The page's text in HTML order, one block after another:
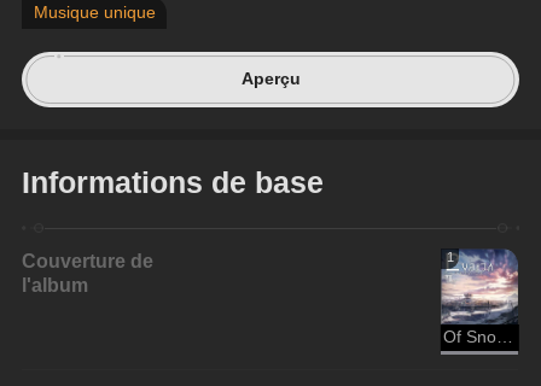
Musique unique
Aperçu
Informations de base
Couverture de
l'album
1